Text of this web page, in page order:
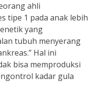
ahli
tipe 1 pada anak lebih
yang
tubuh menyerang
Hal ini
bisa memproduksi
kadar gula